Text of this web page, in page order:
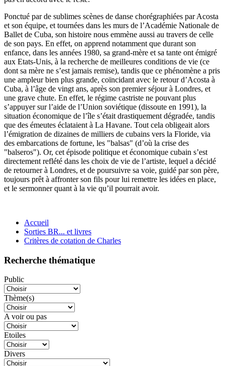
Ponctué par de sublimes scènes de danse chorégraphiées par Acosta
et son équipe, et tournées dans les murs de l’Académie Nationale de
Ballet de Cuba, son histoire nous emmène aussi au travers de celle
de son pays. En effet, on apprend notamment que durant son
enfance, dans les années 1980, sa grand-mère et sa tante ont émigré
aux Etats-Unis, à la recherche de meilleures conditions de vie (ce
dont sa mère ne s’est jamais remise), tandis que ce phénomène a pris
une ampleur bien plus grande, coïncidant avec le retour d’Acosta à
Cuba, à l’âge de vingt ans, après son premier séjour à Londres, et
une grave chute. En effet, le régime castriste ne pouvant plus
s’appuyer sur l’aide de l’Union soviétique (dissoute en 1991), la
situation économique de l’île s’était drastiquement dégradée, tandis
que des émeutes éclataient à La Havane. Tout cela obligeait alors
l’émigration de dizaines de milliers de cubains vers la Floride, via
des embarcations de fortune, les "balsas" (d’où la crise des
"balseros"). Or, cet épisode politique et économique cubain s’est
directement reflété dans les choix de vie de l’artiste, lequel a décidé
de retourner à Londres, et de poursuivre sa voie, guidé par son père,
toujours prêt à affronter son fils pour lui remettre les idées en place,
et le sermonner quant à la vie qu’il pourrait avoir.
Accueil
Sorties BR... et livres
Critères de cotation de Charles
Recherche thématique
Public
Thème(s)
A voir ou pas
Etoiles
Divers